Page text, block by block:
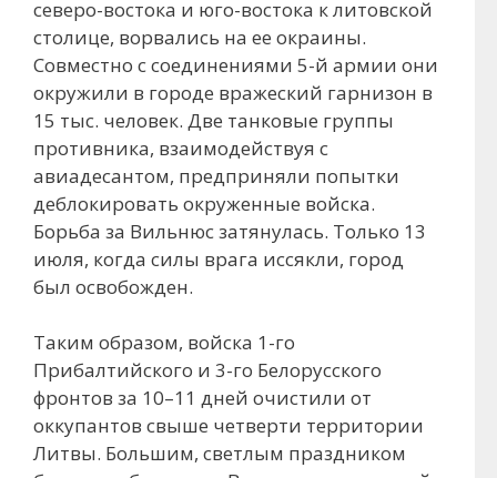
северо-востока и юго-востока к литовской
столице, ворвались на ее окраины.
Совместно с соединениями 5-й армии они
окружили в городе вражеский гарнизон в
15 тыс. человек. Две танковые группы
противника, взаимодействуя с
авиадесантом, предприняли попытки
деблокировать окруженные войска.
Борьба за Вильнюс затянулась. Только 13
июля, когда силы врага иссякли, город
был освобожден.
Таким образом, войска 1-го
Прибалтийского и 3-го Белорусского
фронтов за 10–11 дней очистили от
оккупантов свыше четверти территории
Литвы. Большим, светлым праздником